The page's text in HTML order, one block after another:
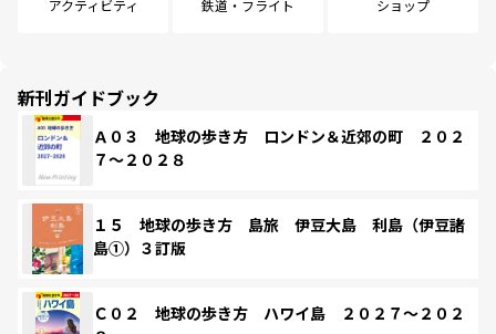
アクティビティ 鉄道・フライト ショップ
新刊ガイドブック
Ａ０３ 地球の歩き方 ロンドン＆近郊の町 ２０２
７～２０２８
１５ 地球の歩き方 島旅 伊豆大島 利島（伊豆諸
島①）３訂版
Ｃ０２ 地球の歩き方 ハワイ島 ２０２７～２０２